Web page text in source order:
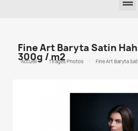
Fine Art Baryta Satin
300g / m2
Accueil Tirages Photos Fine Art Baryta